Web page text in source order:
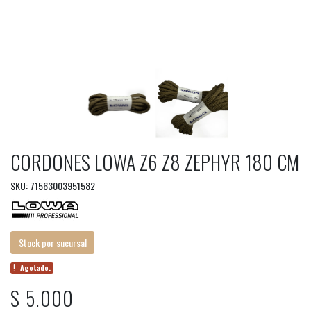
CORDONES LOWA Z6 Z8 ZEPHYR 180 CM
SKU: 71563003951582
Stock por sucursal
Agotado.
$ 5.000